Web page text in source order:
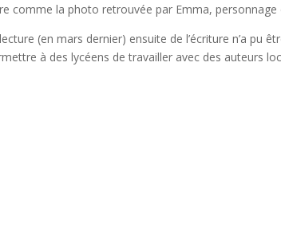
comme la photo retrouvée par Emma,
(en mars dernier) ensuite de l’écriture n’a pu
à des lycéens de travailler avec des auteurs